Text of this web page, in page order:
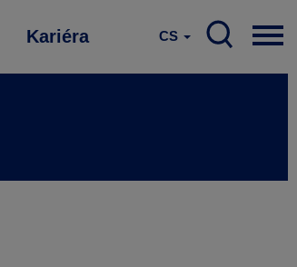
Kariéra CS